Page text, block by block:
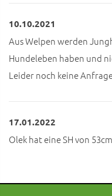
10.10.2021
Aus Welpen werden
Hundeleben haben und
Leider noch keine
17.01.2022
Olek hat eine SH von